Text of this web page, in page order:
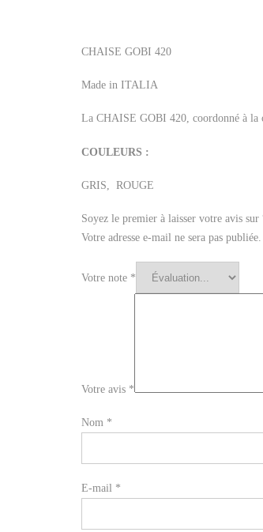
CHAISE GOBI 420
Made in ITALIA
La CHAISE GOBI 420, coordonné à la
COULEURS :
GRIS, ROUGE
Soyez le premier à laisser votre avis
Votre adresse e-mail ne sera pas publiée.
Votre note *
Votre avis *
Nom *
E-mail *